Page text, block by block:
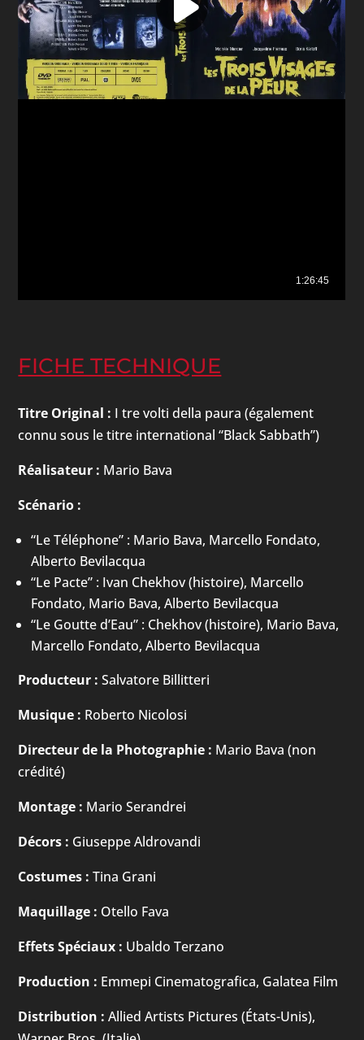
FICHE TECHNIQUE
Titre Original : I tre volti della paura (également
connu sous le titre international “Black Sabbath”)
Réalisateur : Mario Bava
Scénario :
“Le Téléphone” : Mario Bava, Marcello Fondato,
Alberto Bevilacqua
“Le Pacte” : Ivan Chekhov (histoire), Marcello
Fondato, Mario Bava, Alberto Bevilacqua
“Le Goutte d’Eau” : Chekhov (histoire), Mario Bava,
Marcello Fondato, Alberto Bevilacqua
Producteur : Salvatore Billitteri
Musique : Roberto Nicolosi
Directeur de la Photographie : Mario Bava (non
crédité)
Montage : Mario Serandrei
Décors : Giuseppe Aldrovandi
Costumes : Tina Grani
Maquillage : Otello Fava
Effets Spéciaux : Ubaldo Terzano
Production : Emmepi Cinematografica, Galatea Film
Distribution : Allied Artists Pictures (États-Unis),